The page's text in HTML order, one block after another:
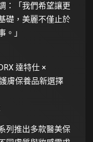
：「我們希望讓更
礎，美麗不僅止於
。」
達特仕 ×
膚保養品新選擇
列推出多款醫美保